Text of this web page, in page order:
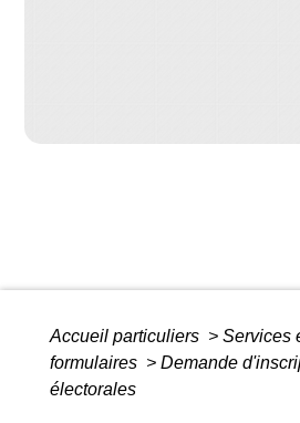
Accueil particuliers > Services
formulaires > Demande
électorales